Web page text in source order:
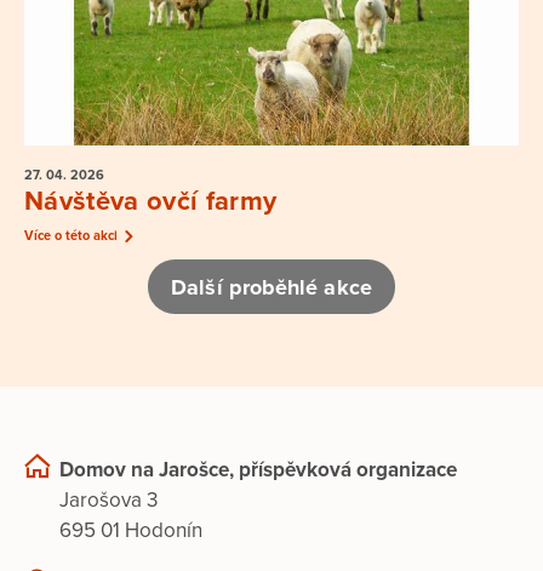
27. 04. 2026
Návštěva ovčí farmy
Více o této akci
Další proběhlé akce
Domov na Jarošce, příspěvková organizace
Jarošova 3
695 01 Hodonín